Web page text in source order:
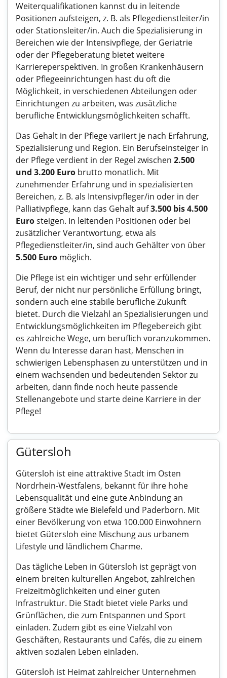
Weiterqualifikationen kannst du in leitende
Positionen aufsteigen, z. B. als Pflegedienstleiter/in
oder Stationsleiter/in. Auch die Spezialisierung in
Bereichen wie der Intensivpflege, der Geriatrie
oder der Pflegeberatung bietet weitere
Karriereperspektiven. In großen Krankenhäusern
oder Pflegeeinrichtungen hast du oft die
Möglichkeit, in verschiedenen Abteilungen oder
Einrichtungen zu arbeiten, was zusätzliche
berufliche Entwicklungsmöglichkeiten schafft.
Das Gehalt in der Pflege variiert je nach Erfahrung,
Spezialisierung und Region. Ein Berufseinsteiger in
der Pflege verdient in der Regel zwischen 2.500
und 3.200 Euro brutto monatlich. Mit
zunehmender Erfahrung und in spezialisierten
Bereichen, z. B. als Intensivpfleger/in oder in der
Palliativpflege, kann das Gehalt auf3.500 bis 4.500
Eurosteigen. In leitenden Positionen oder bei
zusätzlicher Verantwortung, etwa als
Pflegedienstleiter/in, sind auch Gehälter von über
5.500 Euro möglich.
Die Pflege ist ein wichtiger und sehr erfüllender
Beruf, der nicht nur persönliche Erfüllung bringt,
sondern auch eine stabile berufliche Zukunft
bietet. Durch die Vielzahl an Spezialisierungen und
Entwicklungsmöglichkeiten im Pflegebereich gibt
es zahlreiche Wege, um beruflich voranzukommen.
Wenn du Interesse daran hast, Menschen in
schwierigen Lebensphasen zu unterstützen und in
einem wachsenden und bedeutenden Sektor zu
arbeiten, dann finde noch heute passende
Stellenangebote und starte deine Karriere in der
Pflege!
Gütersloh
Gütersloh ist eine attraktive Stadt im Osten
Nordrhein-Westfalens, bekannt für ihre hohe
Lebensqualität und eine gute Anbindung an
größere Städte wie Bielefeld und Paderborn. Mit
einer Bevölkerung von etwa 100.000 Einwohnern
bietet Gütersloh eine Mischung aus urbanem
Lifestyle und ländlichem Charme.
Das tägliche Leben in Gütersloh ist geprägt von
einem breiten kulturellen Angebot, zahlreichen
Freizeitmöglichkeiten und einer guten
Infrastruktur. Die Stadt bietet viele Parks und
Grünflächen, die zum Entspannen und Sport
einladen. Zudem gibt es eine Vielzahl von
Geschäften, Restaurants und Cafés, die zu einem
aktiven sozialen Leben einladen.
Gütersloh ist Heimat zahlreicher Unternehmen